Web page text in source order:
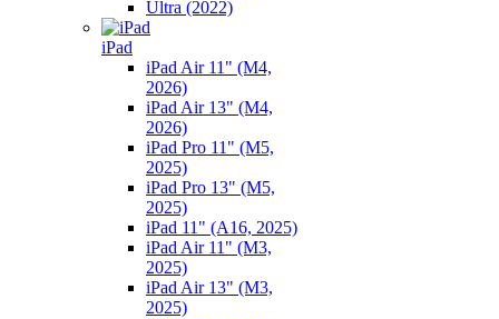
Ultra (2022)
iPad
iPad Air 11" (M4,
2026)
iPad Air 13" (M4,
2026)
iPad Pro 11" (M5,
2025)
iPad Pro 13" (M5,
2025)
iPad 11" (A16, 2025)
iPad Air 11" (M3,
2025)
iPad Air 13" (M3,
2025)